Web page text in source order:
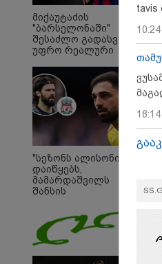
მიქაუტაძის
"ბარსელონაში"
შესაძლო გადასვლა
უფრო რეალური
ხდება - რაზე ესაუბრა
ქართველი
კატალონიელთა
მთავარ მწვრთნელს
"სეზონს ალისონი
დაიწყებს,
მამარდაშვილს
შანსის
მოთმინება სჭირდება,
რომელსაც 100%-ით
მიიღებს" - განაცხადა
"ლივერპულის"
ყოფილმა მეკარემ
tavis